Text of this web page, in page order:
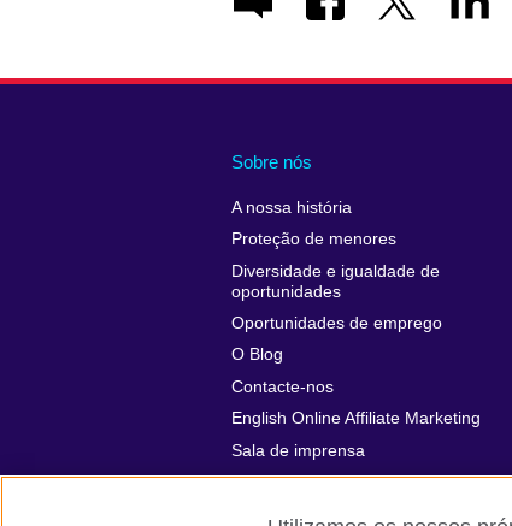
Sobre nós
A nossa história
Proteção de menores
Diversidade e igualdade de
oportunidades
Oportunidades de emprego
O Blog
Contacte-nos
English Online Affiliate Marketing
Sala de imprensa